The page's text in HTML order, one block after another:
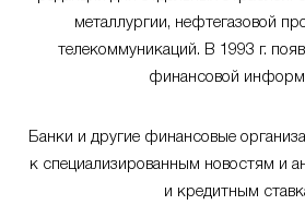
металлургии, нефтегазовой
телекоммуникаций. В 1993 г.
финансовой
Банки и другие финансовые
к специализированным новостям и
и кредитным